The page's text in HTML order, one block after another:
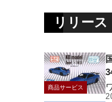
リリース
商品サービス